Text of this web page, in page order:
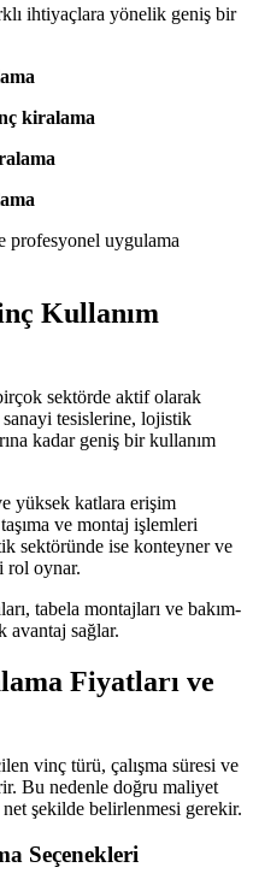
ihtiyaçlara yönelik geniş bir
kiralama
profesyonel uygulama
Kullanım
sektörde aktif olarak
sanayi tesislerine, lojistik
kadar geniş bir kullanım
yüksek katlara erişim
ve montaj işlemleri
sektöründe ise konteyner ve
rol oynar.
tabela montajları ve bakım-
avantaj sağlar.
Fiyatları ve
vinç türü, çalışma süresi ve
Bu nedenle doğru maliyet
şekilde belirlenmesi gerekir.
Seçenekleri